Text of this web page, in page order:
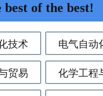
of the best!
技术 电气自动
贸易 化学工程